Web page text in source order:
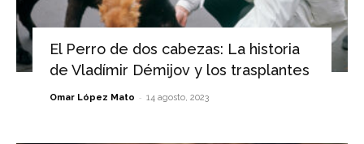
El Perro de dos cabezas: La historia
de Vladímir Démijov y los trasplantes
Omar López Mato - 14 agosto, 2023